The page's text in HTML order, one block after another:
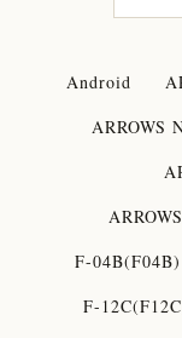
Android
ARROWS
F-04B(F04B)
F-